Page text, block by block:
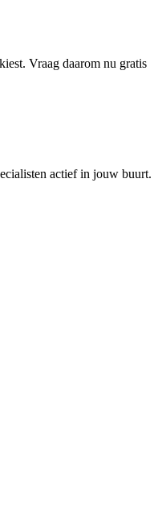
Vraag daarom nu gratis
actief in jouw buurt.